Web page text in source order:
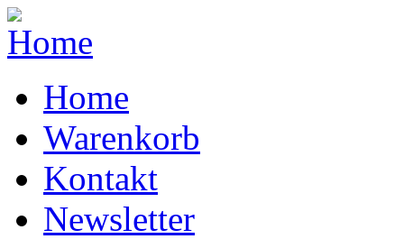
Home
Warenkorb
Kontakt
Newsletter